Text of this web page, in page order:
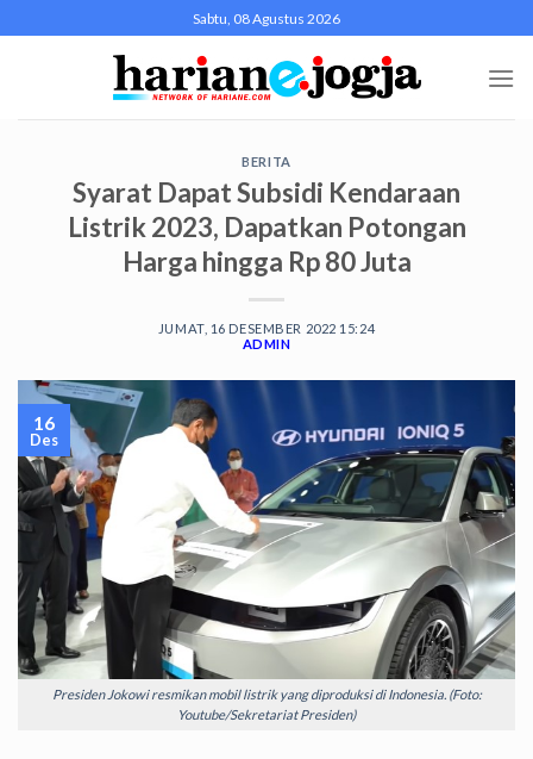
to
Sabtu, 08 Agustus 2026
BERITA
Syarat Dapat Subsidi Kendaraan
Listrik 2023, Dapatkan Potongan
Harga hingga Rp 80 Juta
JUMAT, 16 DESEMBER 2022 15:24
ADMIN
Presiden Jokowi resmikan mobil listrik yang diproduksi di Indonesia. (Foto:
Youtube/Sekretariat Presiden)
16
Des